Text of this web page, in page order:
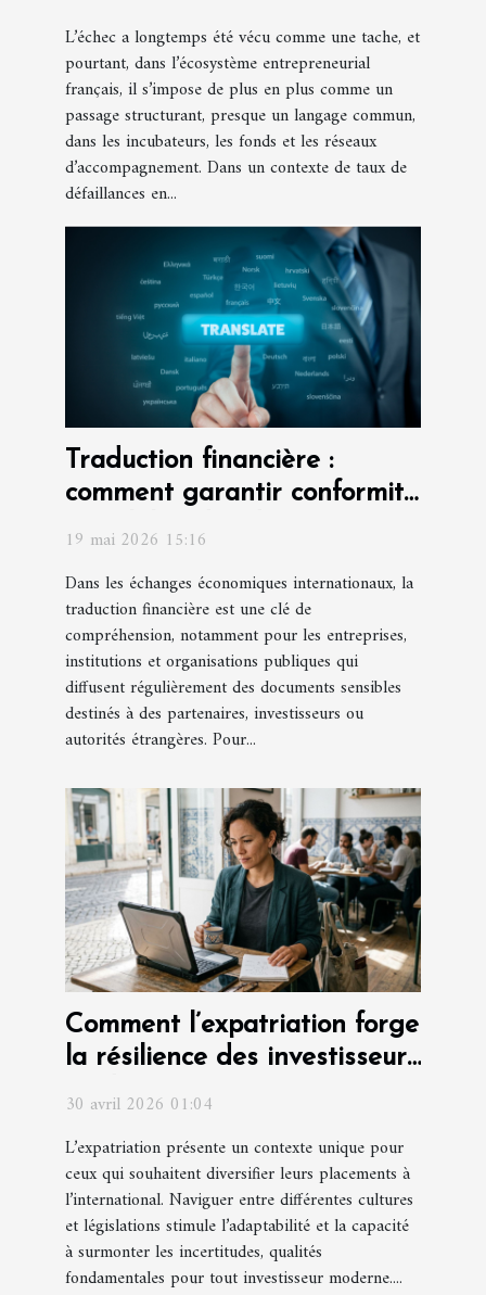
L’échec a longtemps été vécu comme une tache, et
pourtant, dans l’écosystème entrepreneurial
français, il s’impose de plus en plus comme un
passage structurant, presque un langage commun,
dans les incubateurs, les fonds et les réseaux
d’accompagnement. Dans un contexte de taux de
défaillances en...
Traduction financière :
comment garantir conformité
et fiabilité des documents ?
19 mai 2026 15:16
Dans les échanges économiques internationaux, la
traduction financière est une clé de
compréhension, notamment pour les entreprises,
institutions et organisations publiques qui
diffusent régulièrement des documents sensibles
destinés à des partenaires, investisseurs ou
autorités étrangères. Pour...
Comment l’expatriation forge
la résilience des investisseurs
30 avril 2026 01:04
L’expatriation présente un contexte unique pour
ceux qui souhaitent diversifier leurs placements à
l’international. Naviguer entre différentes cultures
et législations stimule l’adaptabilité et la capacité
à surmonter les incertitudes, qualités
fondamentales pour tout investisseur moderne....